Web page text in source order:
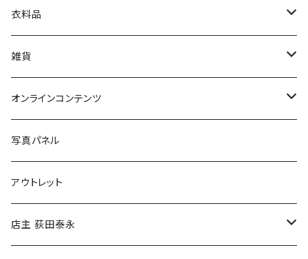
娯楽・エンターテインメント
古書セット
美術
衣料品
POLEWARDS
Tシャツ
雑貨
バッグ
ブックカバー
マグカップ
傘
オンラインコンテンツ
冒険クロストーク
写真パネル
アウトレット
店主 荻田泰永